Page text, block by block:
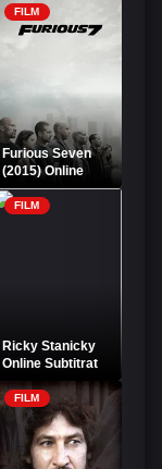
FILM
Furious Seven
(2015) Online
Subtitrat – Furios
și iute 7 HD
FILM
Ricky Stanicky
Online Subtitrat
FILM